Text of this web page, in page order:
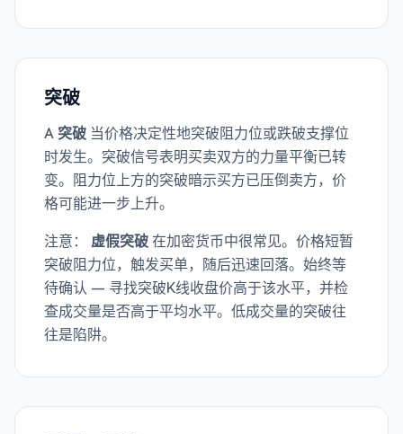
突破
A 突破 当价格决定性地突破阻力位或跌破支撑位
时发生。突破信号表明买卖双方的力量平衡已转
变。阻力位上方的突破暗示买方已压倒卖方，价
格可能进一步上升。
注意： 虚假突破 在加密货币中很常见。价格短暂
突破阻力位，触发买单，随后迅速回落。始终等
待确认 — 寻找突破K线收盘价高于该水平，并检
查成交量是否高于平均水平。低成交量的突破往
往是陷阱。